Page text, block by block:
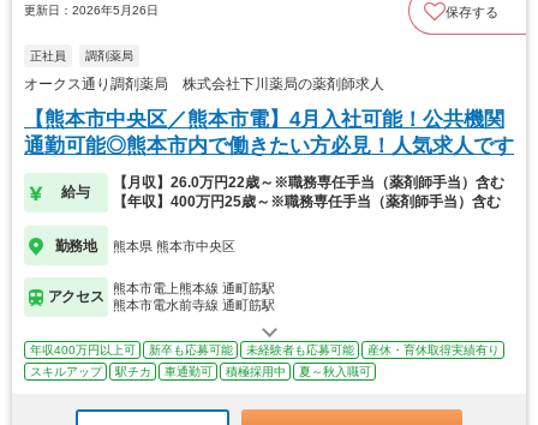
更新日：2026年5月26日 保存する
正社員 調剤薬局
オークス通り調剤薬局 株式会社下川薬局の薬剤師求人
【熊本市中央区／熊本市電】4月入社可能！公共機関
通勤可能◎熊本市内で働きたい方必見！人気求人です
給与
【月収】26.0万円22歳～※職務専任手当（薬剤師手当）含む
【年収】400万円25歳～※職務専任手当（薬剤師手当）含む
勤務地 熊本県 熊本市中央区
アクセス
熊本市電上熊本線 通町筋駅
熊本市電水前寺線 通町筋駅
年収400万円以上可 新卒も応募可能 未経験者も応募可能
産休・育休取得実績有り
スキルアップ
駅チカ 車通勤可 積極採用中 夏～秋入職可